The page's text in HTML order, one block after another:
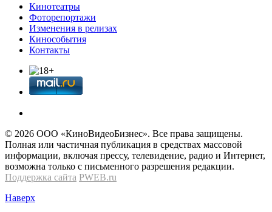
Кинотеатры
Фоторепортажи
Изменения в релизах
Кинособытия
Контакты
© 2026 OOО «КиноВидеоБизнес». Все права защищены.
Полная или частичная публикация в средствах массовой
информации, включая прессу, телевидение, радио и Интернет,
возможна только с письменного разрешения редакции.
Поддержка сайта PWEB.ru
Наверх